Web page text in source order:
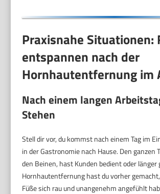
Praxisnahe Situationen:
entspannen nach der
Hornhautentfernung im
Nach einem langen
Stehen
Stell dir vor, du kommst nach einem Tag im
in der Gastronomie nach Hause. Den ganzen
den Beinen, hast Kunden bedient oder länger
Hornhautentfernung hast du vorher
Füße sich rau und unangenehm angefühlt